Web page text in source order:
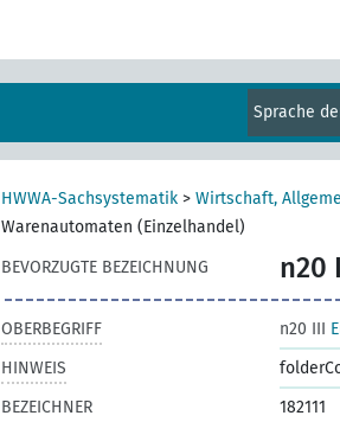
Sprache
HWWA-Sachsystematik > Wirtschaft,
Warenautomaten (Einzelhandel)
BEVORZUGTE BEZEICHNUNG
n20
OBERBEGRIFF n20 III
HINWEIS
BEZEICHNER
182111